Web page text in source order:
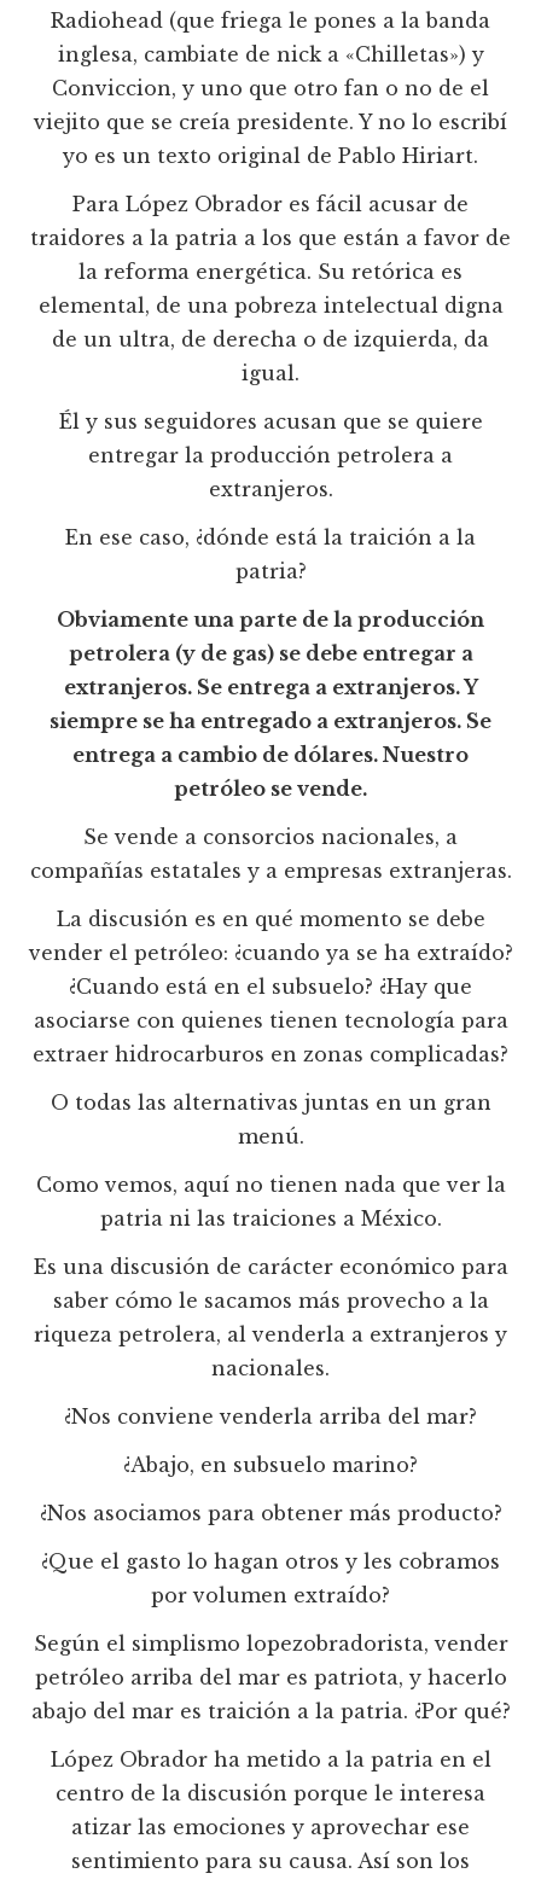
Radiohead (que friega le pones a la banda
inglesa, cambiate de nick a «Chilletas») y
Conviccion, y uno que otro fan o no de el
viejito que se creía presidente. Y no lo escribí
yo es un texto original de Pablo Hiriart.
Para López Obrador es fácil acusar de
traidores a la patria a los que están a favor de
la reforma energética. Su retórica es
elemental, de una pobreza intelectual digna
de un ultra, de derecha o de izquierda, da
igual.
Él y sus seguidores acusan que se quiere
entregar la producción petrolera a
extranjeros.
En ese caso, ¿dónde está la traición a la
patria?
Obviamente una parte de la producción
petrolera (y de gas) se debe entregar a
extranjeros. Se entrega a extranjeros. Y
siempre se ha entregado a extranjeros. Se
entrega a cambio de dólares. Nuestro
petróleo se vende.
Se vende a consorcios nacionales, a
compañías estatales y a empresas extranjeras.
La discusión es en qué momento se debe
vender el petróleo: ¿cuando ya se ha extraído?
¿Cuando está en el subsuelo? ¿Hay que
asociarse con quienes tienen tecnología para
extraer hidrocarburos en zonas complicadas?
O todas las alternativas juntas en un gran
menú.
Como vemos, aquí no tienen nada que ver la
patria ni las traiciones a México.
Es una discusión de carácter económico para
saber cómo le sacamos más provecho a la
riqueza petrolera, al venderla a extranjeros y
nacionales.
¿Nos conviene venderla arriba del mar?
¿Abajo, en subsuelo marino?
¿Nos asociamos para obtener más producto?
¿Que el gasto lo hagan otros y les cobramos
por volumen extraído?
Según el simplismo lopezobradorista, vender
petróleo arriba del mar es patriota, y hacerlo
abajo del mar es traición a la patria. ¿Por qué?
López Obrador ha metido a la patria en el
centro de la discusión porque le interesa
atizar las emociones y aprovechar ese
sentimiento para su causa. Así son los